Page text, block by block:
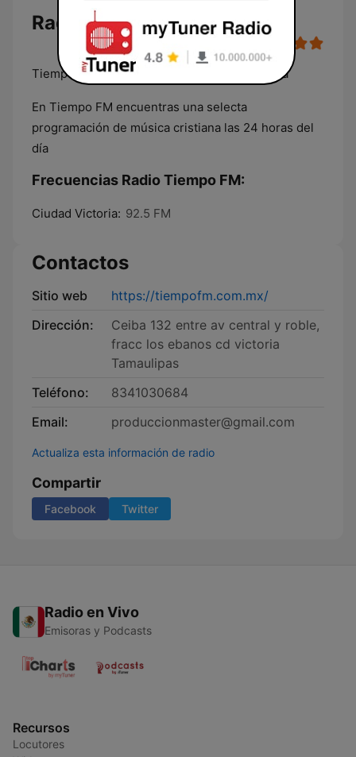
Radio Tiempo FM en vivo
Tiempo FM Transmitiendo bendición a tu vida
En Tiempo FM encuentras una selecta
programación de música cristiana las 24 horas del
día
Frecuencias Radio Tiempo FM:
Ciudad Victoria: 92.5 FM
Contactos
Sitio web
https://tiempofm.com.mx/
Dirección:
Ceiba 132 entre av central y roble,
fracc los ebanos cd victoria
Tamaulipas
Teléfono:
8341030684
Email:
produccionmaster@gmail.com
Actualiza esta información de radio
Compartir
Facebook Twitter
Radio en Vivo
Emisoras y Podcasts
Recursos
Locutores